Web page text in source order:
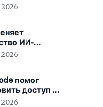
2026
ИИ-
2026
помог
доступ к
2026